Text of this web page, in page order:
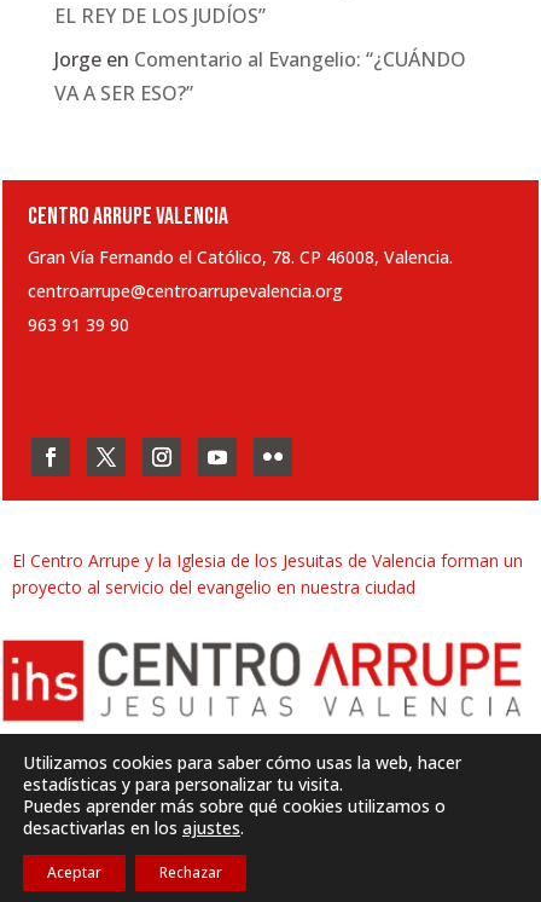
EL REY DE LOS JUDÍOS”
Jorgeen Comentario al Evangelio: “¿CUÁNDO
VA A SER ESO?”
CENTRO ARRUPE VALENCIA
Gran Vía Fernando el Católico, 78. CP 46008, Valencia.
centroarrupe@centroarrupevalencia.org
963 91 39 90
El Centro Arrupe y la Iglesia de los Jesuitas de Valencia forman un
proyecto al servicio del evangelio en nuestra ciudad
Desarrollado porSJDigital
Política de privacidad
Utilizamos cookies para saber cómo usas la web, hacer
estadísticas y para personalizar tu visita.
Puedes aprender más sobre qué cookies utilizamos o
desactivarlas en los ajustes.
Aceptar Rechazar